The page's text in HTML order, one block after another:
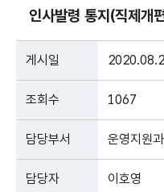
인사발령 통지(직제개
게시일
조회수 1067
담당부서 운영지원
담당자 이호영